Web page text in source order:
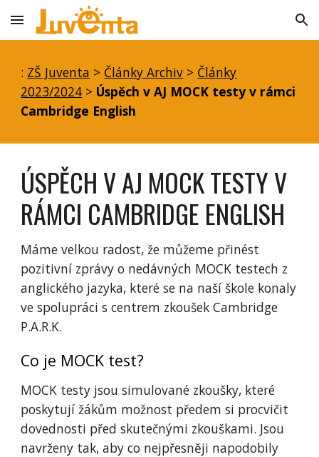
Skip to main content Skip to navigation
: ZŠ Juventa > Články Archiv > Články
2023/2024 > Úspěch v AJ MOCK testy v rámci
Cambridge English
ÚSPĚCH V AJ MOCK TESTY V
RÁMCI CAMBRIDGE ENGLISH
Máme velkou radost, že můžeme přinést
pozitivní zprávy o nedávných MOCK testech z
anglického jazyka, které se na naší škole konaly
ve spolupráci s centrem zkoušek Cambridge
P.A.R.K.
Co je MOCK test?
MOCK testy jsou simulované zkoušky, které
poskytují žákům možnost předem si procvičit
dovednosti před skutečnými zkouškami. Jsou
navrženy tak, aby co nejpřesněji napodobily